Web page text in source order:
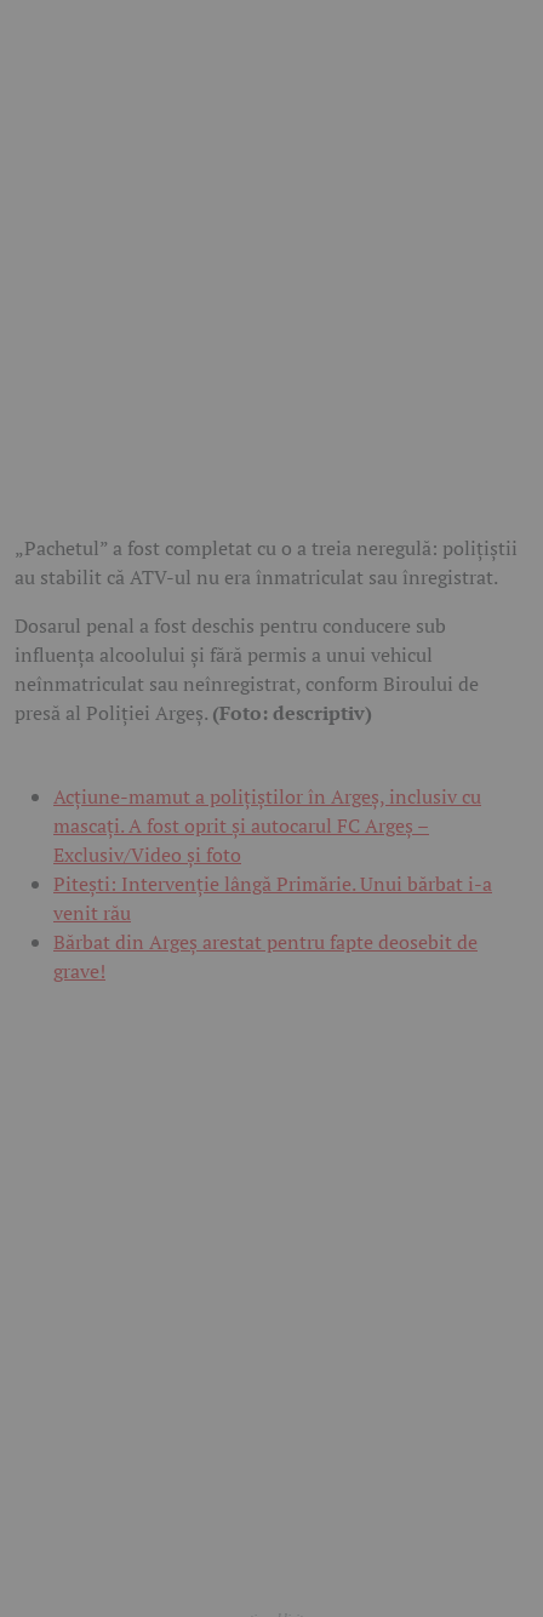
„Pachetul” a fost completat cu o a treia neregulă: poliţiştii
au stabilit că ATV-ul nu era înmatriculat sau înregistrat.
Dosarul penal a fost deschis pentru conducere sub
influența alcoolului și fără permis a unui vehicul
neînmatriculat sau neînregistrat, conform Biroului de
presă al Poliției Argeș. (Foto: descriptiv)
Acțiune-mamut a polițiștilor în Argeș, inclusiv cu
mascați. A fost oprit și autocarul FC Argeș –
Exclusiv/Video și foto
Pitești: Intervenție lângă Primărie. Unui bărbat i-a
venit rău
Bărbat din Argeș arestat pentru fapte deosebit de
grave!